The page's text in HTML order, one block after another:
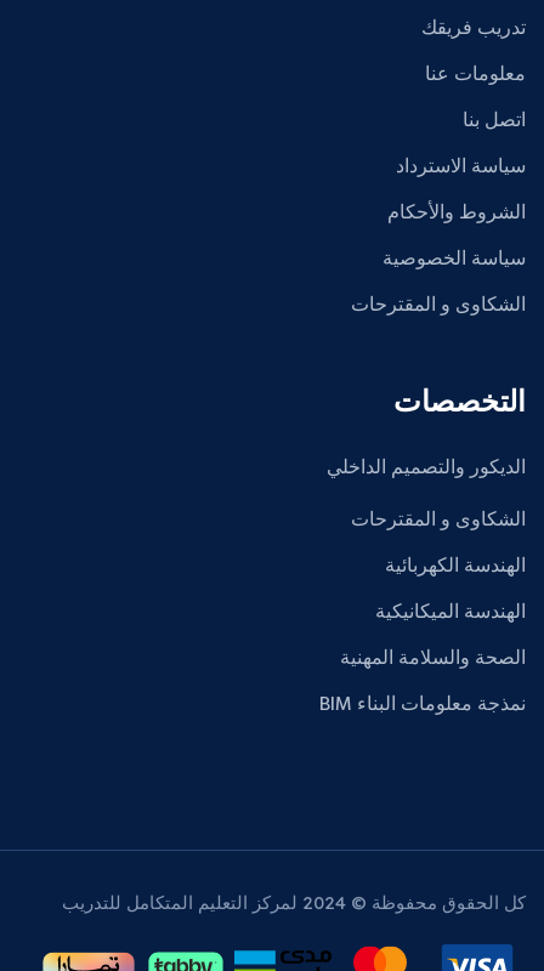
تدريب فريقك
معلومات عنا
اتصل بنا
سياسة الاسترداد
الشروط والأحكام
سياسة الخصوصية
الشكاوى و المقترحات
التخصصات
الديكور والتصميم الداخلي
الشكاوى و المقترحات
الهندسة الكهربائية
الهندسة الميكانيكية
الصحة والسلامة المهنية
نمذجة معلومات البناء BIM
كل الحقوق محفوظة © 2024 لمركز التعليم المتكامل للتدريب